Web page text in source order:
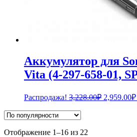
Аккумулятор для
Vita (4-297-658-01,
Распродажа! 3,228.00₽ 2,959.00₽
Отображение 1–16 из 22